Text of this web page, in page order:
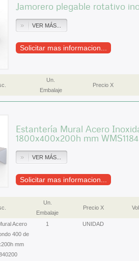
Jamorero plegable rotativo
VER MÁS...
Solicitar mas informacion...
Un.
Embalaje
Precio X
Estantería Mural Acero
1800x400x200h mm
VER MÁS...
Solicitar mas informacion...
Un.
Embalaje
Precio X
Acero
400 de
mm
1 UNIDAD